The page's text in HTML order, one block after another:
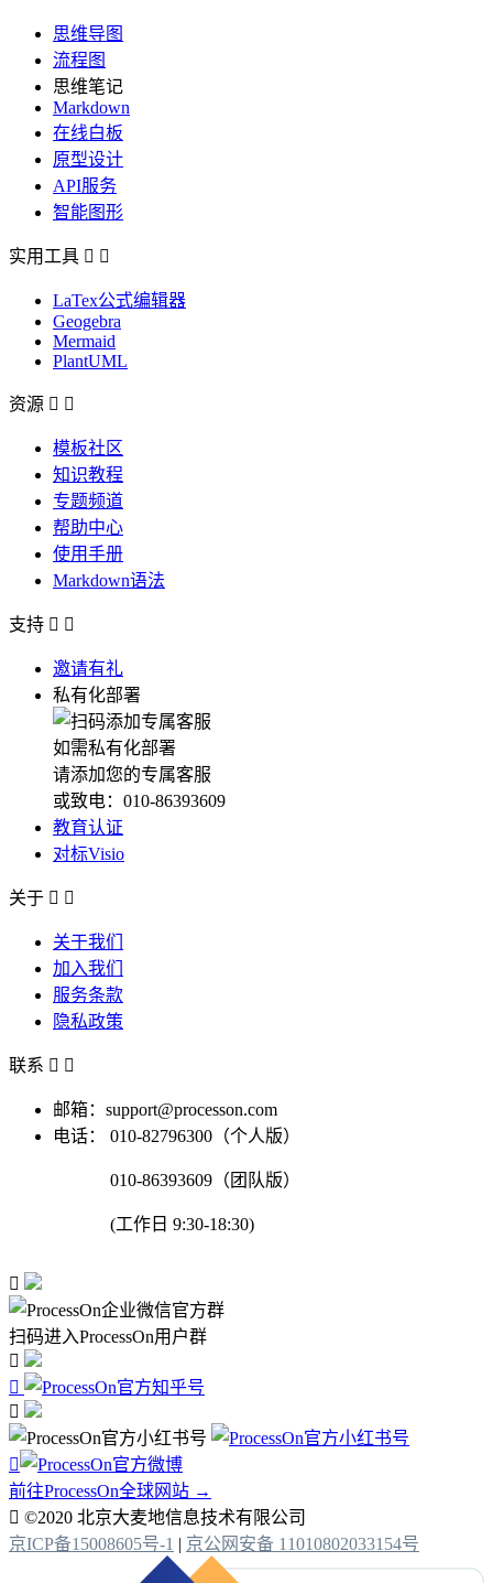
思维导图
流程图
思维笔记
Markdown
在线白板
原型设计
API服务
智能图形
实用工具  
LaTex公式编辑器
Geogebra
Mermaid
PlantUML
资源  
模板社区
知识教程
专题频道
帮助中心
使用手册
Markdown语法
支持  
邀请有礼
私有化部署
如需私有化部署
请添加您的专属客服
或致电：010-86393609
教育认证
对标Visio
关于  
关于我们
加入我们
服务条款
隐私政策
联系  
邮箱：support@processon.com
电话：
010-82796300（个人版）
010-86393609（团队版）
(工作日 9:30-18:30)

扫码进入ProcessOn用户群




前往ProcessOn全球网站 →
 ©2020 北京大麦地信息技术有限公司
京ICP备15008605号-1 | 京公网安备 11010802033154号